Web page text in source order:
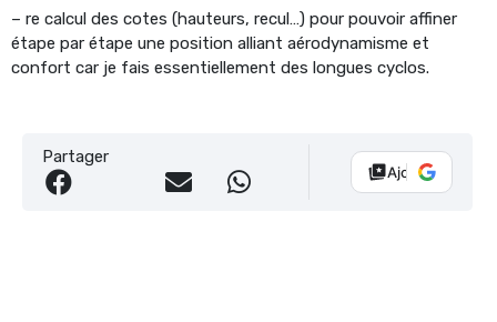
– re calcul des cotes (hauteurs, recul…) pour pouvoir affiner
étape par étape une position alliant aérodynamisme et
confort car je fais essentiellement des longues cyclos.
Partager
Ajouter Vélo